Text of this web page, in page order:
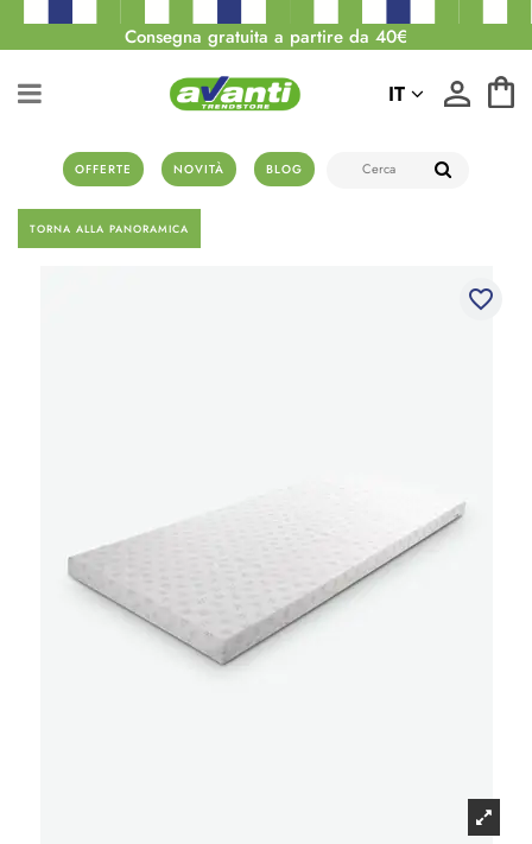
Consegna gratuita a partire da 40€
OFFERTE NOVITÀ BLOG
IT
TORNA ALLA PANORAMICA
favorite_border